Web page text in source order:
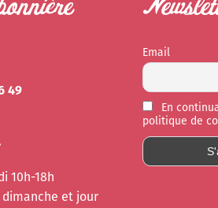
49
10h-18h
et jour
Email
En
politique de